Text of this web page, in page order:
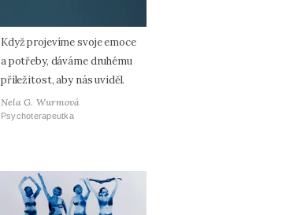
Když projevíme svoje emoce
a potřeby, dáváme druhému
příležitost, aby nás uviděl.
Nela G. Wurmová
Psychoterapeutka